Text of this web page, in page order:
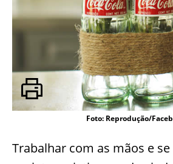
Foto: Reprodução/
Trabalhar com as mãos e